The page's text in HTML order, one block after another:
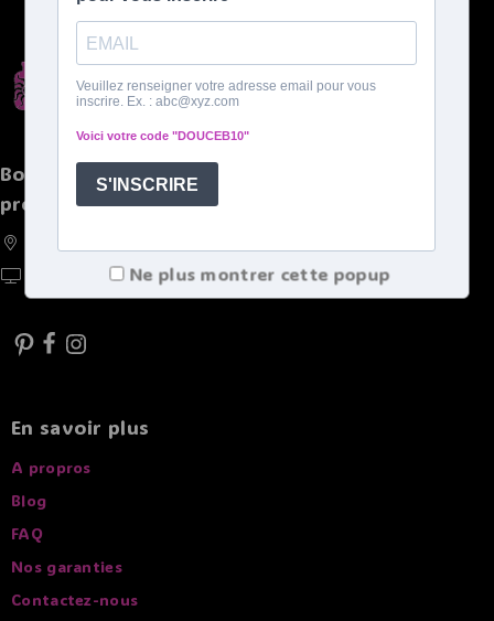
Boutique spécialisée de bouillottes et autres
produits chaleureux
https://doucebouillote.fr
En savoir plus
A propros
Blog
FAQ
Nos garanties
Contactez-nous
Ne plus montrer cette popup